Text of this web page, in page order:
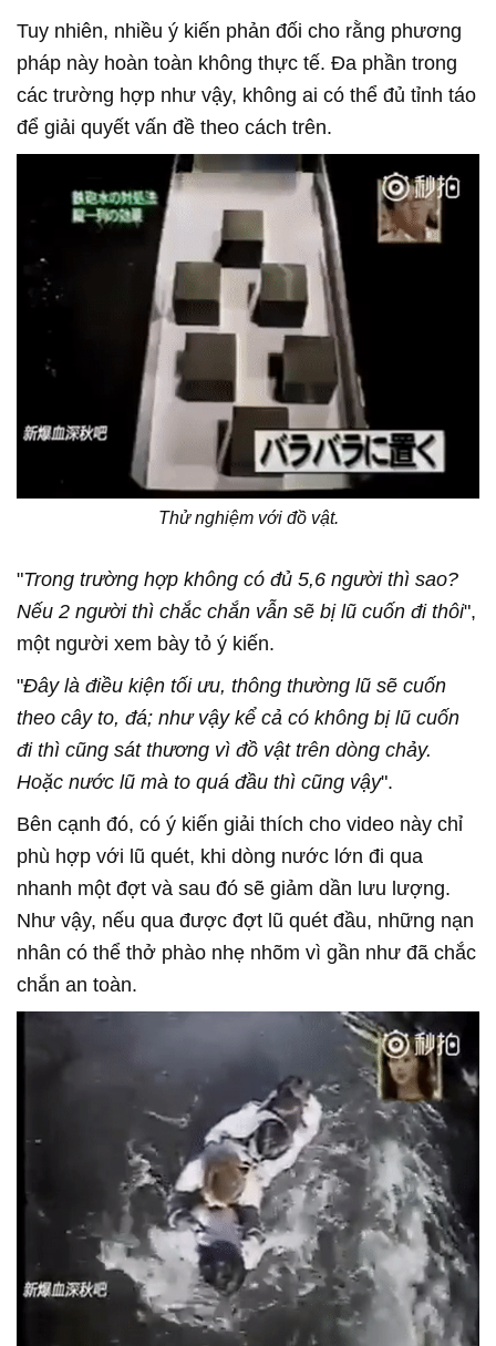
Tuy nhiên, nhiều ý kiến phản đối cho rằng phương
pháp này hoàn toàn không thực tế. Đa phần trong
các trường hợp như vậy, không ai có thể đủ tỉnh táo
để giải quyết vấn đề theo cách trên.
Thử nghiệm với đồ vật.
"Trong trường hợp không có đủ 5,6 người thì sao?
Nếu 2 người thì chắc chắn vẫn sẽ bị lũ cuốn đi thôi",
một người xem bày tỏ ý kiến.
"Đây là điều kiện tối ưu, thông thường lũ sẽ cuốn
theo cây to, đá; như vậy kể cả có không bị lũ cuốn
đi thì cũng sát thương vì đồ vật trên dòng chảy.
Hoặc nước lũ mà to quá đầu thì cũng vậy".
Bên cạnh đó, có ý kiến giải thích cho video này chỉ
phù hợp với lũ quét, khi dòng nước lớn đi qua
nhanh một đợt và sau đó sẽ giảm dần lưu lượng.
Như vậy, nếu qua được đợt lũ quét đầu, những nạn
nhân có thể thở phào nhẹ nhõm vì gần như đã chắc
chắn an toàn.